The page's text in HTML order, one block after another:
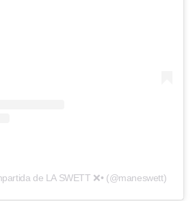
de LA SWETT ❌• (@maneswett)